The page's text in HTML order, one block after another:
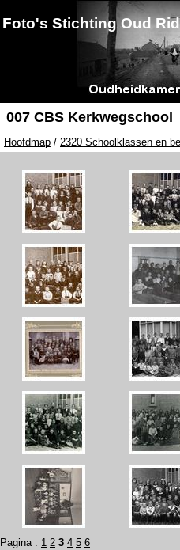
Foto's Stichting Oud
007 CBS Kerkwegschool
Hoofdmap / 2320 Schoolklassen en
Pagina : 1 2 3 4 5 6